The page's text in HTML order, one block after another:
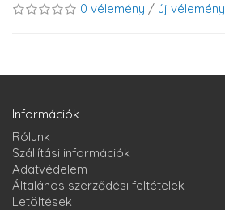
0 vélemény / új vélemény
Információk
Rólunk
Szállítási információk
Adatvédelem
Általános szerződési feltételek
Letöltések